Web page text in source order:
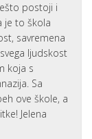
postoji i
je to škola
savremena
ljudskost
koja s
Sa
ove škole, a
Jelena